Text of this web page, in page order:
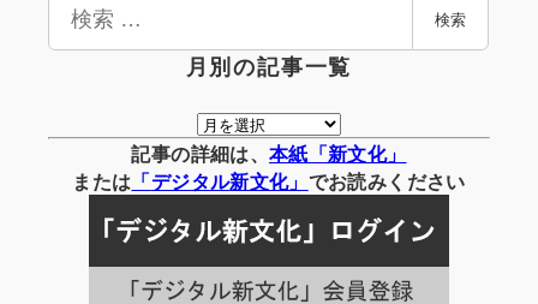
検索
月別の記事一覧
月
別
の
事
一
覧
記事の詳細は、 本紙「新文化」
または 「デジタル新文化」 でお読みください